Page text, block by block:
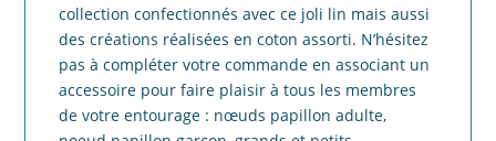
collection confectionnés avec ce joli lin mais aussi
des créations réalisées en coton assorti. N’hésitez
pas à compléter votre commande en associant un
accessoire pour faire plaisir à tous les membres
de votre entourage : nœuds papillon adulte,